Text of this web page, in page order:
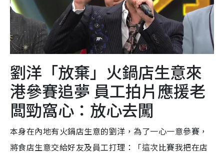
劉洋「放棄」火鍋店生意來
港參賽追夢 員工拍片應援老
闆勁窩心：放心去闖
本身在內地有火鍋店生意的劉洋，為了一心一意參賽，
將食店生意交給好友及員工打理：「這次比賽我把在店